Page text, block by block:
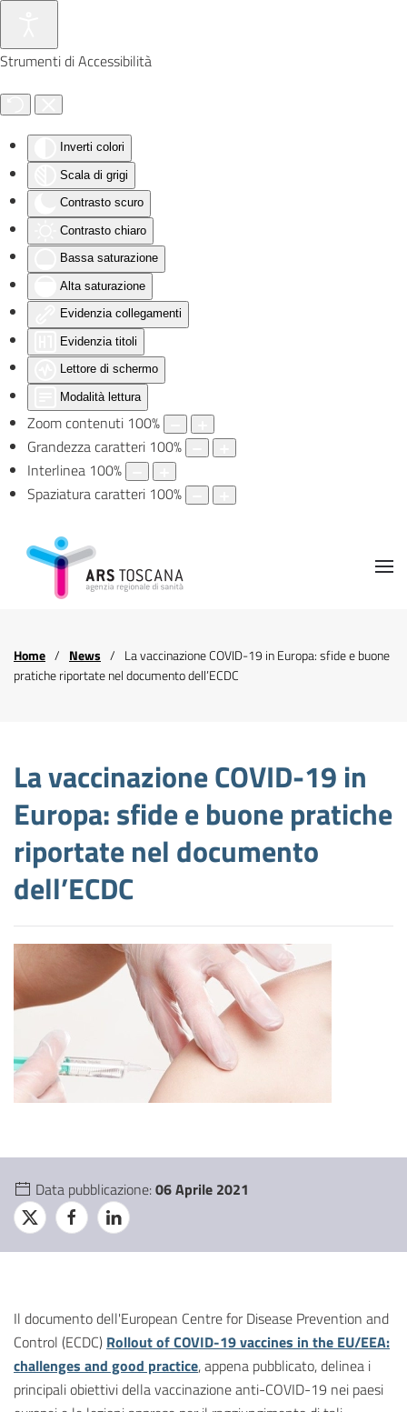
Strumenti di Accessibilità
Inverti colori
Scala di grigi
Contrasto scuro
Contrasto chiaro
Bassa saturazione
Alta saturazione
Evidenzia collegamenti
Evidenzia titoli
Lettore di schermo
Modalità lettura
Zoom contenuti 100%
Grandezza caratteri 100%
Interlinea 100%
Spaziatura caratteri 100%
Skip to main content
Home News
La vaccinazione COVID-19 in Europa: sfide e buone
pratiche riportate nel documento dell’ECDC
La vaccinazione COVID-19 in
Europa: sfide e buone pratiche
riportate nel documento
dell’ECDC
Data pubblicazione:06 Aprile 2021
Il documento dell'European Centre for Disease Prevention and
Control (ECDC) Rollout of COVID-19 vaccines in the EU/EEA:
challenges and good practice, appena pubblicato, delinea i
principali obiettivi della vaccinazione anti-COVID-19 nei paesi